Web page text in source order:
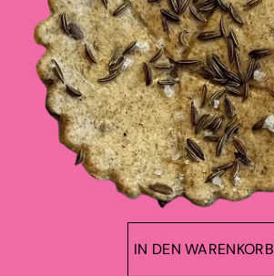
IN DEN WARENKORB